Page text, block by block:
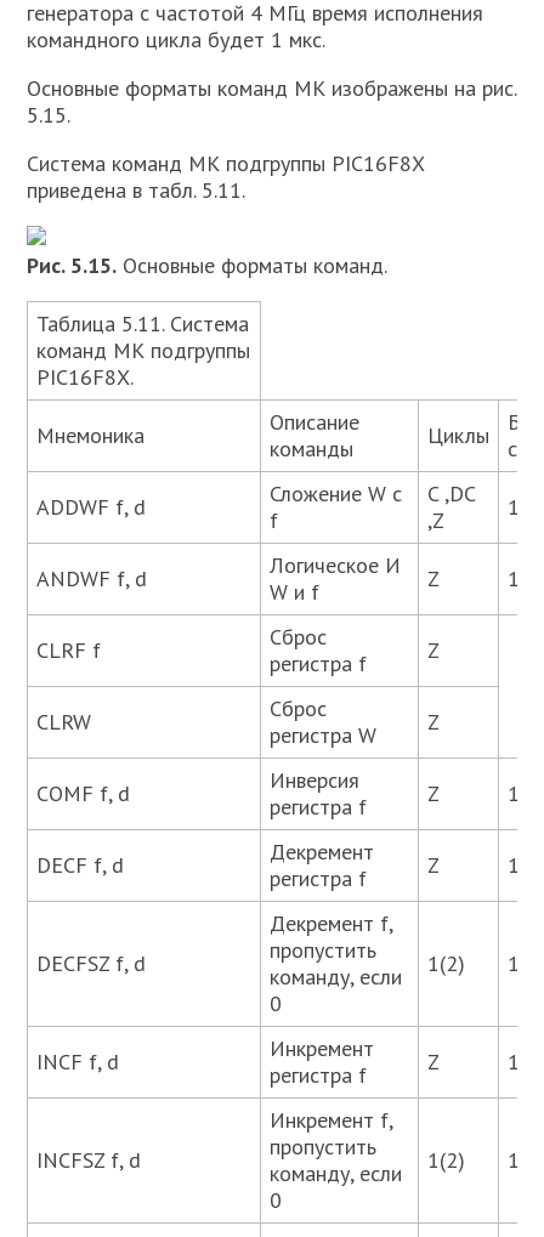
генератора с частотой 4 МГц время исполнения
командного цикла будет 1 мкс.
Основные форматы команд МК изображены на рис.
5.15.
Система команд МК подгруппы PIC16F8X
приведена в табл. 5.11.
Рис. 5.15. Основные форматы команд.
Таблица 5.11. Система
команд МК подгруппы
PIC16F8X.
Мнемоника
Описание
команды
Циклы
ADDWF f, d
Сложение W с
f
C ,DC
,Z
1, 2
ANDWF f, d
Логическое И
W и f
Z 1, 2
CLRF f
Сброс
регистра f
Z
CLRW
Сброс
регистра W
Z
COMF f, d
Инверсия
регистра f
Z 1, 2
DECF f, d
Декремент
регистра f
Z 1, 2
DECFSZ f, d
Декремент f,
пропустить
команду, если
0
1(2) 1,
INCF f, d
Инкремент
регистра f
Z 1, 2
INCFSZ f, d
Инкремент f,
пропустить
команду, если
0
1(2) 1,